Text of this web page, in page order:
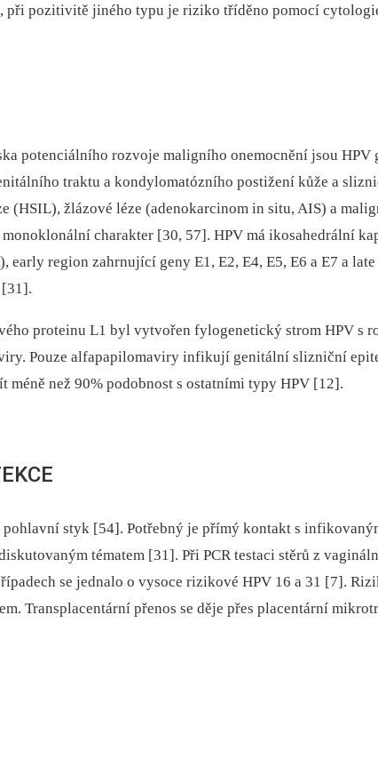
pozitivitě jiného typu je riziko tříděno pomocí
potenciálního rozvoje maligního onemocnění jsou
traktu a kondylomatózního postižení kůže a
(HSIL), žlázové léze (adenokarcinom in situ, AIS) a
charakter [30, 57]. HPV má ikosahedrální
region zahrnující geny E1, E2, E4, E5, E6 a E7 a
[31].
proteinu L1 byl vytvořen fylogenetický strom HPV
Pouze alfapapilomaviry infikují genitální slizniční
než 90% podobnost s ostatními typy HPV [12].
styk [54]. Potřebný je přímý kontakt s
tématem [31]. Při PCR testaci stěrů z
se jednalo o vysoce rizikové HPV 16 a 31 [7].
Transplacentární přenos se děje přes placentární